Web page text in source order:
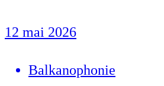
12 mai 2026
Balkanophonie